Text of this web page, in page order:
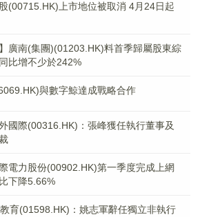
(00715.HK)上市地位被取消 4月24日起
】廣南(集團)(01203.HK)料首季歸屬股東綜
比增不少於242%
與數字鯨達成戰略合作
國際(00316.HK)：張峰獲任執行董事及
電力股份(00902.HK)第一季度完成上網
下降5.66%
育(01598.HK)：姚志軍辭任獨立非執行